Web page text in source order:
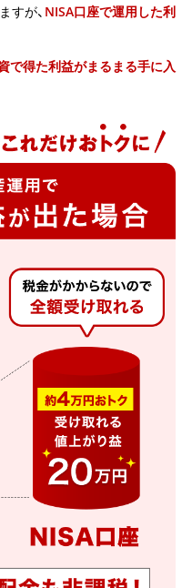
すが、 NISA口座で運用した利
で得た利益がまるまる手に入